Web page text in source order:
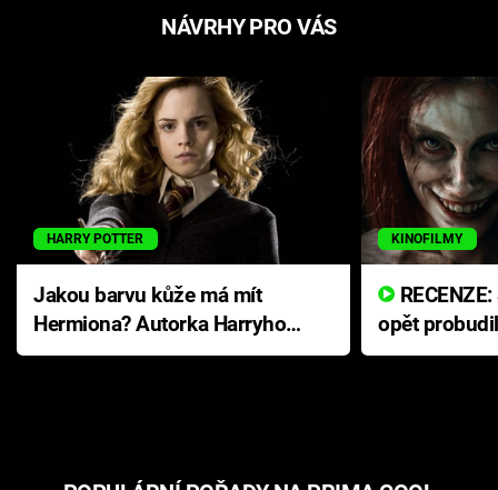
NÁVRHY PRO VÁS
HARRY POTTER
Jakou barvu kůže má mít
Hermiona? Autorka Harryho
Pottera přišla s ráznou
KINOFILMY
opět
přichází s